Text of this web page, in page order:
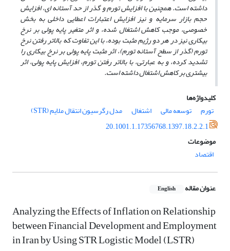
داشته است.همچنین با افزایش تورم و گذر از حد آستانهای، افزایش
حجم بازار سرمایه و نیز افزایش اعتبارات اعطایی داخلی به بخش
خصوصی،موجب کاهش اشتغال شده، واثر متغیر پایه پولی بر نرخ
بیکاری نیز در هر دو رژیم مثبت بوده، با این تفاوت که بالاتر رفتن نرخ
تورم (گذر از سطح آستانه تورم)، اثر مثبت پایه پولی بر نرخ بیکاری را
تشدید کرده، و به عبارتی، با بالاتر رفتن تورم، افزایش پایه پولی، اثر
بیشتری بر کاهش اشتغال داشته است.
کلیدواژه‌ها
تورم
توسعه مالی اشتغال
مدل رگرسیون انتقال ملایم (STR)
20.1001.1.17356768.1397.18.2.2.1
موضوعات
اقتصاد
عنوان مقاله English
Analyzing the Effects of Inflation on Relationship
between Financial Development and Employment
in Iran by Using STR Logistic Model (LSTR)